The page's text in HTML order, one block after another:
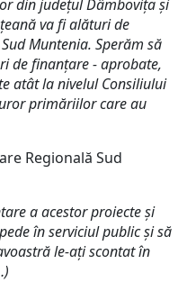
din județul Dâmbovița și
va fi alături de
Muntenia. Sperăm să
de finanțare - aprobate,
atât la nivelul Consiliului
primăriilor care au
Regională Sud
a acestor proiecte și
în serviciul public și să
le-ați scontat în